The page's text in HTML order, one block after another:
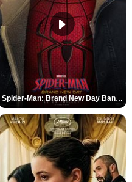
Spider-Man: Brand New Day Bande-annonce VO STFR